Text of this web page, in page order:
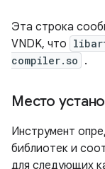
Эта строка
VNDK, что
compiler.so .
Место
Инструмент
библиотек и
для следующих